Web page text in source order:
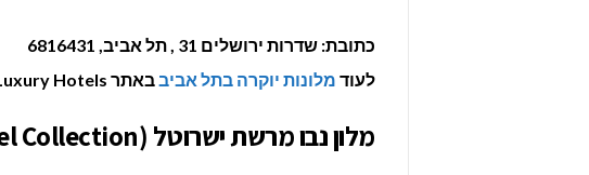
כתובת: שדרות ירושלים 31 , תל אביב, 6816431
לעוד מלונות יוקרה בתל אביבבאתר Luxury Hotels >>>
מלון נבו מרשת ישרוטל (Nevo by Isrotel Collection)